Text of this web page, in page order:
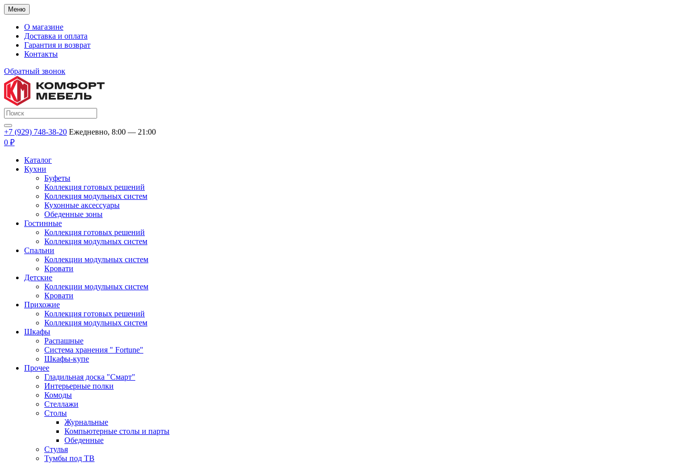
Меню
О магазине
Доставка и оплата
Гарантия и возврат
Контакты
Обратный звонок
+7 (929) 748-38-20 Ежедневно, 8:00 — 21:00
0 ₽
Каталог
Кухни
Буфеты
Коллекция готовых решений
Коллекция модульных систем
Кухонные аксессуары
Обеденные зоны
Гостинные
Коллекция готовых решений
Коллекция модульных систем
Спальни
Коллекции модульных систем
Кровати
Детские
Коллекции модульных систем
Кровати
Прихожие
Коллекция готовых решений
Коллекция модульных систем
Шкафы
Распашные
Система хранения " Fortune"
Шкафы-купе
Прочее
Гладильная доска "Смарт"
Интерьерные полки
Комоды
Стеллажи
Столы
Журнальные
Компьютерные столы и парты
Обеденные
Стулья
Тумбы под ТВ